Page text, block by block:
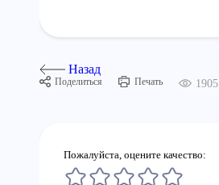
Назад
Поделиться Печать 1905
Пожалуйста, оцените качество: